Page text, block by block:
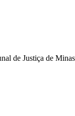
de Justiça de